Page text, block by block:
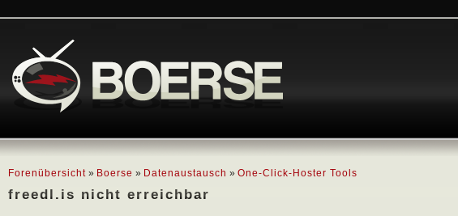
Forenübersicht » Boerse » Datenaustausch » One-Click-Hoster Tools
freedl.is nicht erreichbar